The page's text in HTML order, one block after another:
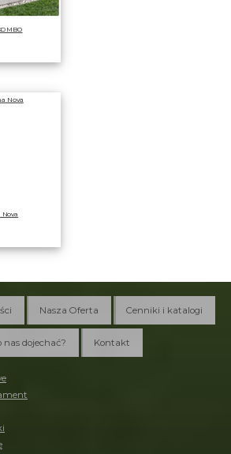
Nasza Oferta Cenniki i katalogi
nas dojechać? Kontakt